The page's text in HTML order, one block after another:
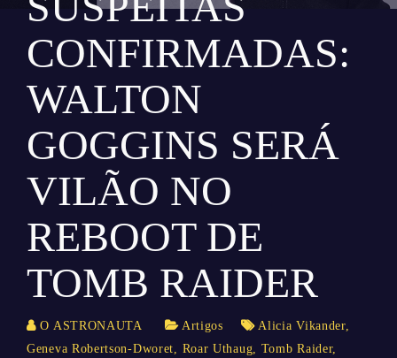
CONFIRMADAS:
WALTON
GOGGINS SERÁ
VILÃO NO
REBOOT DE
TOMB RAIDER
O ASTRONAUTA Artigos Alicia Vikander,
Geneva Robertson-Dworet, Roar Uthaug, Tomb Raider,